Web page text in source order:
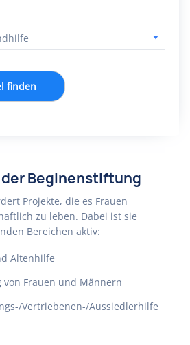
finden
Beginenstiftung
Projekte, die es Frauen
zu leben. Dabei ist sie
Bereichen aktiv:
Altenhilfe
von Frauen und Männern
Vertriebenen-/Aussiedlerhilfe